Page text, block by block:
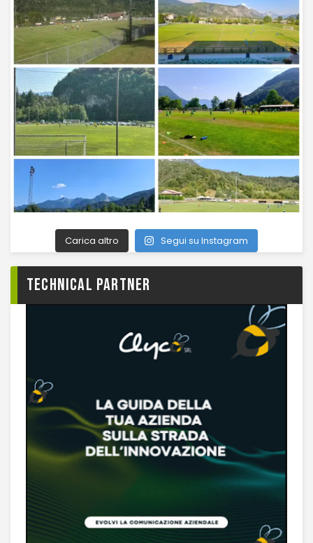
Carica altro Segui su Instagram
TECHNICAL PARTNER